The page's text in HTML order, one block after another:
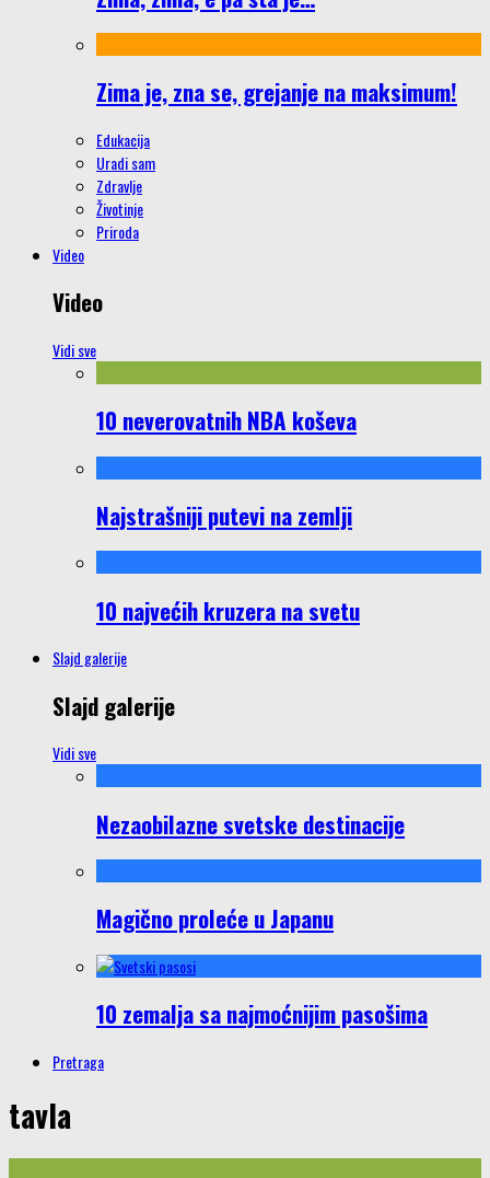
Zima je, zna se, grejanje na maksimum!
Edukacija
Uradi sam
Zdravlje
Životinje
Priroda
Video
Video
Vidi sve
10 neverovatnih NBA koševa
Najstrašniji putevi na zemlji
10 najvećih kruzera na svetu
Slajd galerije
Slajd galerije
Vidi sve
Nezaobilazne svetske destinacije
Magično proleće u Japanu
10 zemalja sa najmoćnijim pasošima
Pretraga
tavla